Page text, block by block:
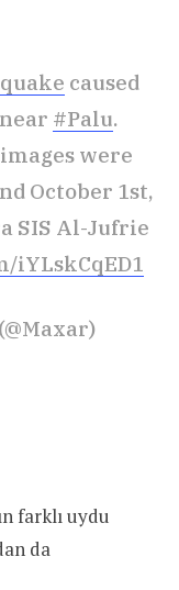
caused
#Palu.
were
October 1st,
SIS Al-Jufrie
iYLskCqED1
farklı uydu
da